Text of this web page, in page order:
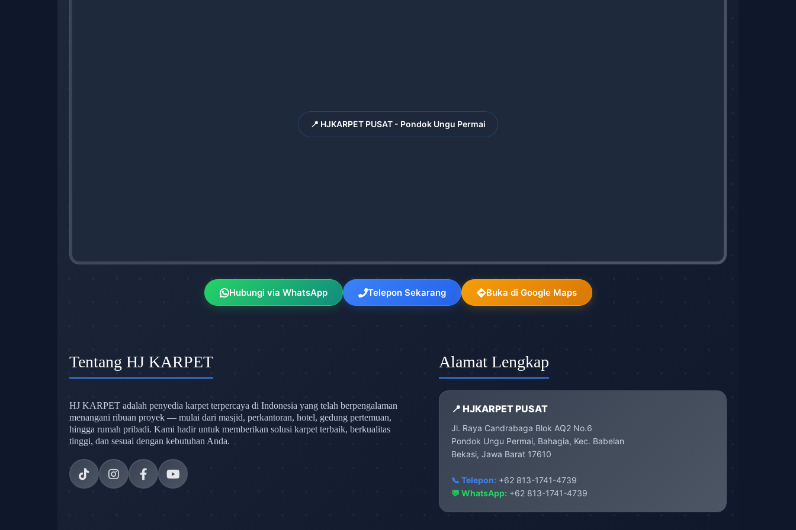
📍 HJKARPET PUSAT - Pondok Ungu Permai
Hubungi via WhatsApp Telepon Sekarang Buka di Google Maps
Tentang HJ KARPET
HJ KARPET adalah penyedia karpet terpercaya di Indonesia yang telah berpengalaman
menangani ribuan proyek — mulai dari masjid, perkantoran, hotel, gedung pertemuan,
hingga rumah pribadi. Kami hadir untuk memberikan solusi karpet terbaik, berkualitas
tinggi, dan sesuai dengan kebutuhan Anda.
Alamat Lengkap
📍 HJKARPET PUSAT
Jl. Raya Candrabaga Blok AQ2 No.6
Pondok Ungu Permai, Bahagia, Kec. Babelan
Bekasi, Jawa Barat 17610
📞 Telepon:+62 813-1741-4739
💬 WhatsApp: +62 813-1741-4739